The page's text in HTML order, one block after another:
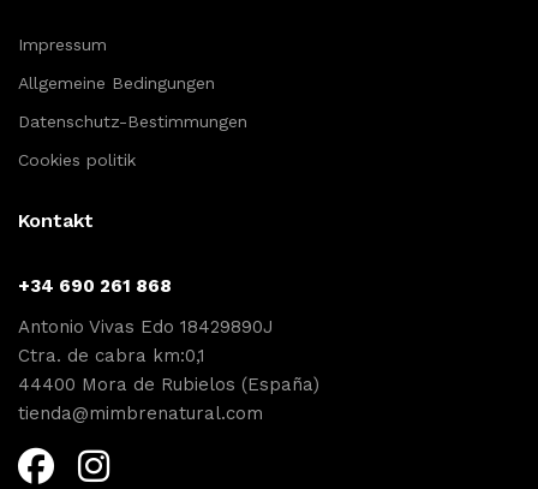
Impressum
Allgemeine Bedingungen
Datenschutz-Bestimmungen
Cookies politik
Kontakt
+34 690 261 868
Antonio Vivas Edo 18429890J
Ctra. de cabra km:0,1
44400 Mora de Rubielos (España)
tienda@mimbrenatural.com